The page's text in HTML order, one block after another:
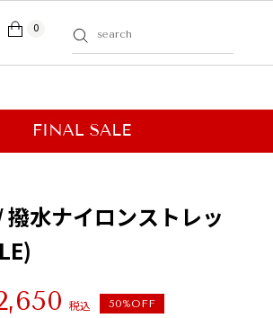
0
撥水ナイロンストレッ
税込 50%OFF